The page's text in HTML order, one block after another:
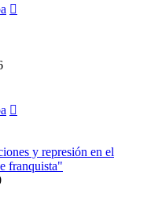
y represión en el
franquista"